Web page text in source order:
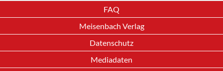
FAQ
Meisenbach Verlag
Datenschutz
Mediadaten